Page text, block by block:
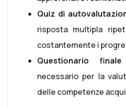
Quiz di
risposta multipla
costantemente i
Questionario finale
necessario per la
delle competenze